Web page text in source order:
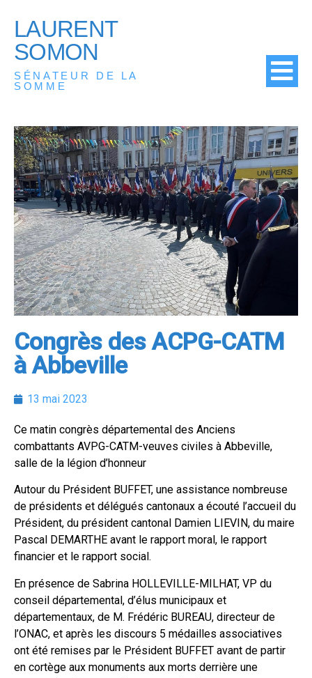
LAURENT
SOMON
SÉNATEUR DE LA
SOMME
Congrès des ACPG-CATM
à Abbeville
13 mai 2023
Ce matin congrès départemental des Anciens
combattants AVPG-CATM-veuves civiles à Abbeville,
salle de la légion d’honneur
Autour du Président BUFFET, une assistance nombreuse
de présidents et délégués cantonaux a écouté l’accueil du
Président, du président cantonal Damien LIEVIN, du maire
Pascal DEMARTHE avant le rapport moral, le rapport
financier et le rapport social.
En présence de Sabrina HOLLEVILLE-MILHAT, VP du
conseil départemental, d’élus municipaux et
départementaux, de M. Frédéric BUREAU, directeur de
l’ONAC, et après les discours 5 médailles associatives
ont été remises par le Président BUFFET avant de partir
en cortège aux monuments aux morts derrière une